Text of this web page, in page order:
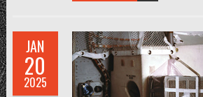
JAN
20
2025